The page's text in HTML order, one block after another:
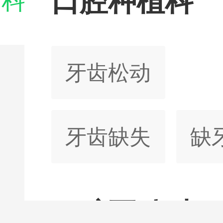
牙齿松动
牙齿缺失 缺
牙缺失 牙松